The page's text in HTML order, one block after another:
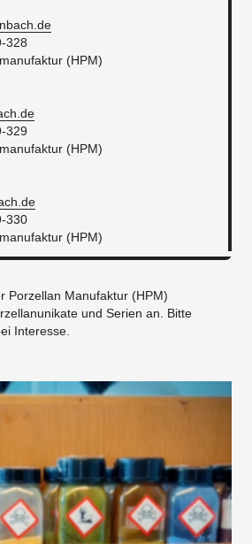
328
(HPM)
329
(HPM)
330
(HPM)
Porzellan Manufaktur (HPM)
und Serien an. Bitte
Interesse.